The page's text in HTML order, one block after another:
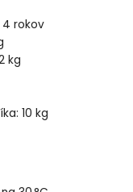
rokov
kg
10 kg